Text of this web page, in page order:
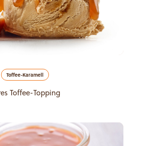
Toffee-Karamell
Toffee-Topping